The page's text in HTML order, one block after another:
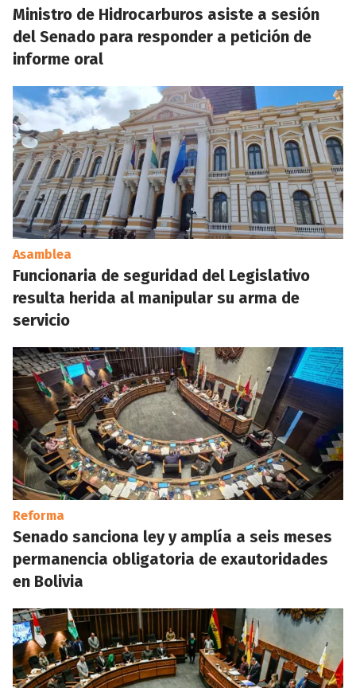
Ministro de Hidrocarburos asiste a sesión
del Senado para responder a petición de
informe oral
Asamblea
Funcionaria de seguridad del Legislativo
resulta herida al manipular su arma de
servicio
Reforma
Senado sanciona ley y amplía a seis meses
permanencia obligatoria de exautoridades
en Bolivia